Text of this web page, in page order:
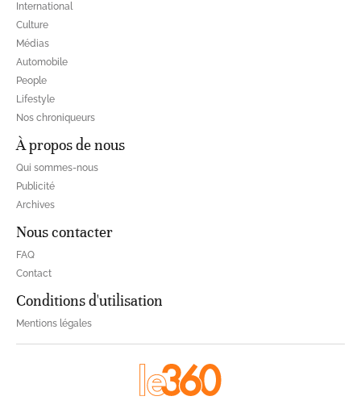
International
Culture
Médias
Automobile
People
Lifestyle
Nos chroniqueurs
À propos de nous
Qui sommes-nous
Publicité
Archives
Nous contacter
FAQ
Contact
Conditions d'utilisation
Mentions légales